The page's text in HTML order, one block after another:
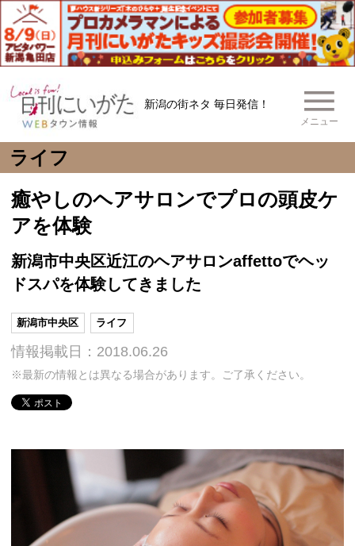
新潟の街ネタ 毎日発信！
メニュー
ライフ
癒やしのヘアサロンでプロの頭皮ケ
アを体験
新潟市中央区近江のヘアサロンaffettoでヘッ
ドスパを体験してきました
新潟市中央区 ライフ
情報掲載日：2018.06.26
※最新の情報とは異なる場合があります。ご了承ください。